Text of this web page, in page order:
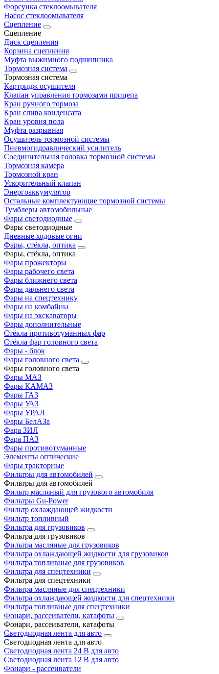
Форсунка стеклоомывателя
Насос стеклоомывателя
Сцепление
Сцепление
Диск сцепления
Корзина сцепления
Муфта выжимного подшипника
Тормозная система
Тормозная система
Картридж осушителя
Клапан управления тормозами прицепа
Кран ручного тормоза
Кран слива конденсата
Кран уровня пола
Муфта разрывная
Осушитель тормозной системы
Пневмогидравлический усилитель
Соединительная головка тормозной системы
Тормозная камера
Тормозной кран
Ускорительный клапан
Энергоаккумулятор
Остальные комплектующие тормозной системы
Тумблеры автомобильные
Фары светодиодные
Фары светодиодные
Дневные ходовые огни
Фары, стёкла, оптика
Фары, стёкла, оптика
Фары прожекторы
Фары рабочего света
Фары ближнего света
Фары дальнего света
Фары на спецтехнику
Фары на комбайны
Фары на экскаваторы
Фары дополнительные
Стёкла противотуманных фар
Стёкла фар головного света
Фары - блок
Фары головного света
Фары головного света
Фары МАЗ
Фары КАМАЗ
Фары ГАЗ
Фары УАЗ
Фары УРАЛ
Фары БелАЗа
Фара ЗИЛ
Фара ПАЗ
Фары противотуманные
Элементы оптические
Фары тракторные
Фильтры для автомобилей
Фильтры для автомобилей
Фильтр масляный для грузового автомобиля
Фильтры Gu-Power
Фильтр охлаждающей жидкости
Фильтр топливный
Фильтра для грузовиков
Фильтра для грузовиков
Фильтра масляные для грузовиков
Фильтра охлаждающей жидкости для грузовиков
Фильтра топливные для грузовиков
Фильтра для спецтехники
Фильтра для спецтехники
Фильтра масляные для спецтехники
Фильтра охлаждающей жидкости для спецтехники
Фильтра топливные для спецтехники
Фонари, рассеиватели, катафоты
Фонари, рассеиватели, катафоты
Светодиодная лента для авто
Светодиодная лента для авто
Светодиодная лента 24 В для авто
Светодиодная лента 12 В для авто
Фонари - рассеиватели